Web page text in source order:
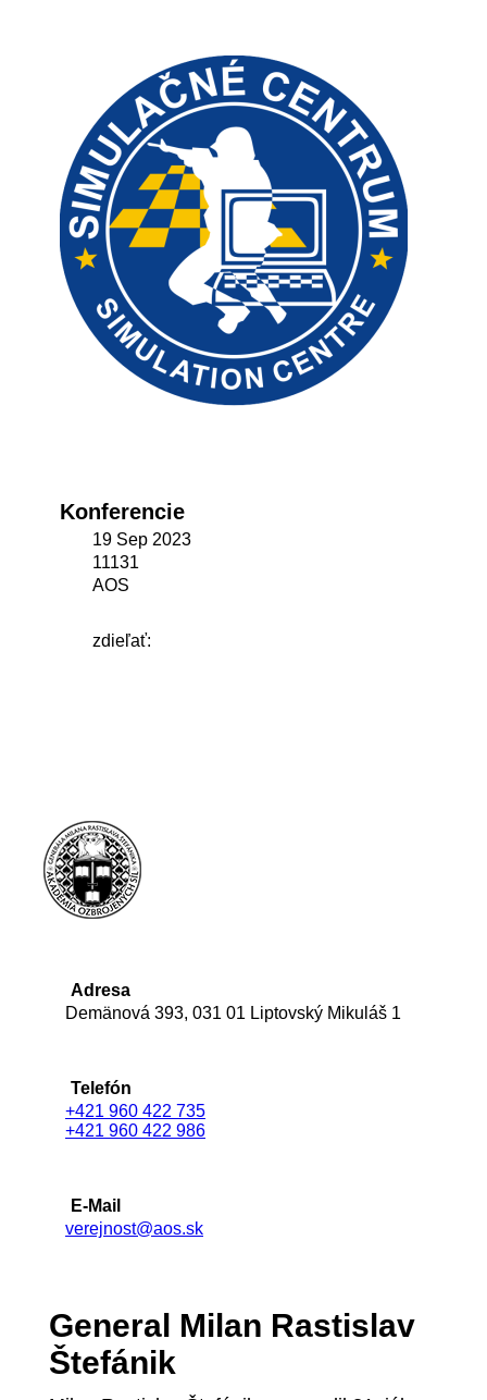
Konferencie
19 Sep 2023
11131
AOS
zdieľať:
Adresa
Demänová 393, 031 01 Liptovský Mikuláš 1
Telefón
+421 960 422 735
+421 960 422 986
E-Mail
verejnost@aos.sk
General Milan Rastislav
Štefánik